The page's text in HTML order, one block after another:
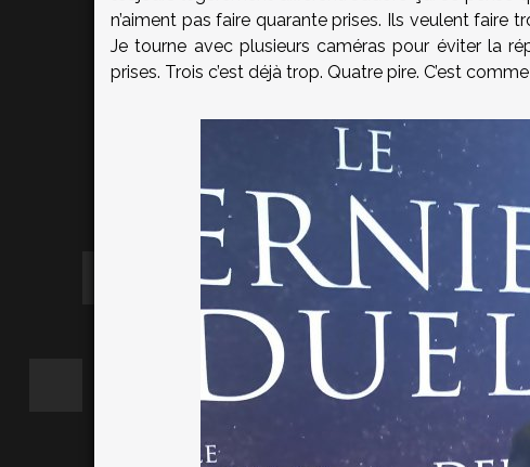
n’aiment pas faire quarante prises. Ils veulent faire
Je tourne avec plusieurs caméras pour éviter la
prises. Trois c’est déjà trop. Quatre pire. C’est